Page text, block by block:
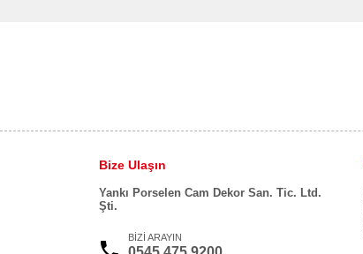
Bize Ulaşın
Yankı Porselen Cam Dekor San. Tic. Ltd.
Şti.
BİZİ ARAYIN